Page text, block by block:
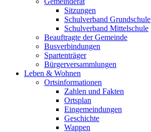
Sitzungen
Schulverband Grundschule
Schulverband Mittelschule
Beauftragte der Gemeinde
Busverbindungen
Spartenträger
Bürgerversammlungen
Leben & Wohnen
Ortsinformationen
Zahlen und Fakten
Ortsplan
Eingemeindungen
Geschichte
Wappen